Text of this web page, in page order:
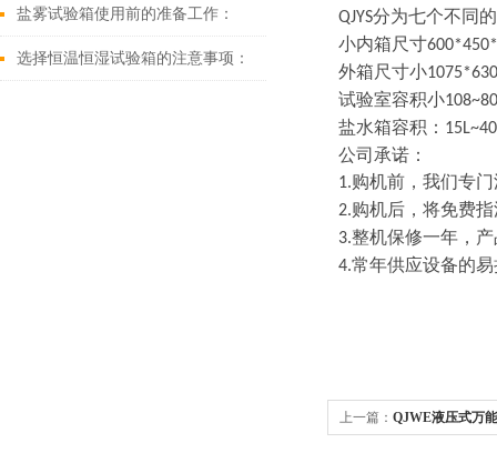
盐雾试验箱使用前的准备工作：
选择恒温恒湿试验箱的注意事项：
QJYS分为七个不同
小内箱尺寸
外箱尺寸小
试验室容积小108~
盐水箱容积 ： 15L~
公司承诺：
1.购机前，我们专
2.购机后，将免费
3.整机保修一年，
4.常年供应设备的
上一篇： QJWE液压式万